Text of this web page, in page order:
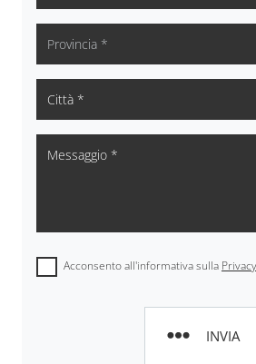
Acconsento all'informativa sulla
INVIA